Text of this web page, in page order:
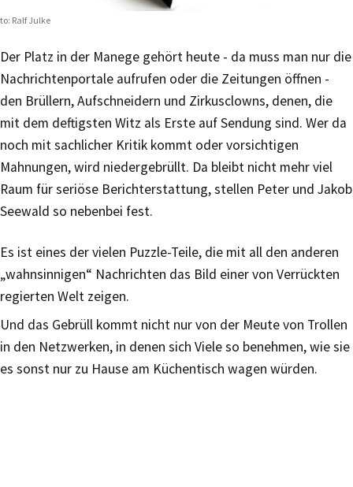
Ralf Julke
Der Platz in der Manege gehört heute - da muss man nur die
Nachrichtenportale aufrufen oder die Zeitungen öffnen -
den Brüllern, Aufschneidern und Zirkusclowns, denen, die
mit dem deftigsten Witz als Erste auf Sendung sind. Wer da
noch mit sachlicher Kritik kommt oder vorsichtigen
Mahnungen, wird niedergebrüllt. Da bleibt nicht mehr viel
Raum für seriöse Berichterstattung, stellen Peter und Jakob
Seewald so nebenbei fest.
Es ist eines der vielen Puzzle-Teile, die mit all den anderen
„wahnsinnigen“ Nachrichten das Bild einer von Verrückten
regierten Welt zeigen.
Und das Gebrüll kommt nicht nur von der Meute von Trollen
in den Netzwerken, in denen sich Viele so benehmen, wie sie
es sonst nur zu Hause am Küchentisch wagen würden.